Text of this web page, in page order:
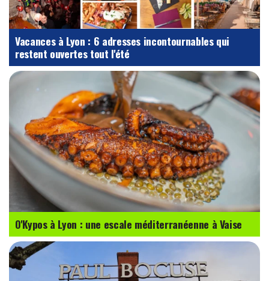
Vacances à Lyon : 6 adresses incontournables qui
restent ouvertes tout l'été
O'Kypos à Lyon : une escale méditerranéenne à Vaise